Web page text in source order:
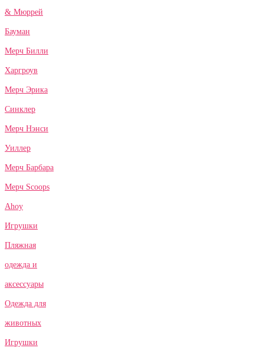
& Мюррей
Бауман
Мерч Билли
Харгроув
Мерч Эрика
Синклер
Мерч Нэнси
Уиллер
Мерч Барбара
Мерч Scoops
Ahoy
Игрушки
Пляжная
одежда и
аксессуары
Одежда для
животных
Игрушки